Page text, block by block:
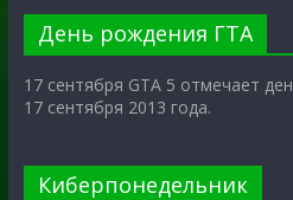
День рождения ГТА
17 сентября GTA 5 отмечает
17 сентября 2013 года.
Киберпонедельник